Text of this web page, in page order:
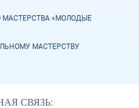
«МОЛОДЫЕ
МАСТЕРСТВУ
СВЯЗЬ: